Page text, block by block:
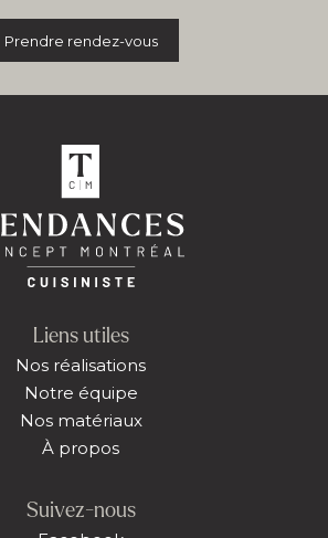
Prendre rendez-vous
Liens utiles
Nos réalisations
Notre équipe
Nos matériaux
À propos
Suivez-nous